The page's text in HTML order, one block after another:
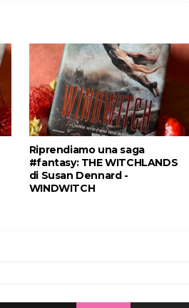
Riprendiamo una saga
#fantasy: THE WITCHLANDS
di Susan Dennard -
WINDWITCH